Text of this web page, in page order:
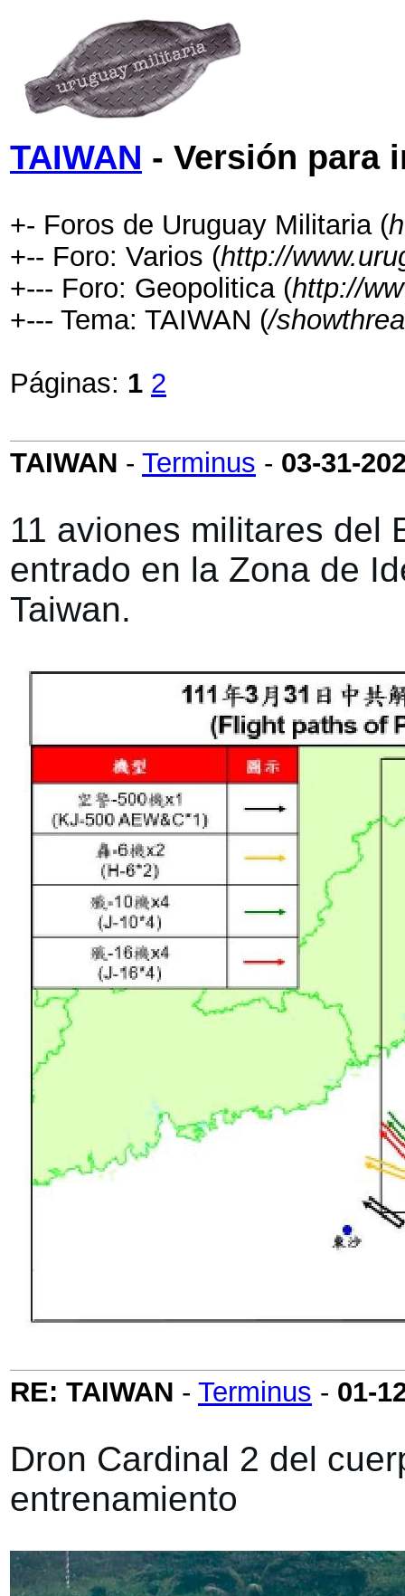
TAIWAN - Versión para
+- Foros de Uruguay Militaria (
+-- Foro: Varios (http://
+--- Foro: Geopolitica (http://
+--- Tema: TAIWAN (/
Páginas: 1 2
TAIWAN - Terminus - 03-31-
11 aviones militares del
entrado en la Zona de
Taiwan.
RE: TAIWAN - Terminus - 01-
Dron Cardinal 2 del
entrenamiento